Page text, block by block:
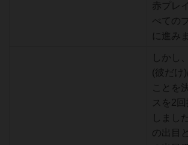
赤プレ
べての
に進み
しかし
(彼だけ
ことを
スを2
しまし
の出目